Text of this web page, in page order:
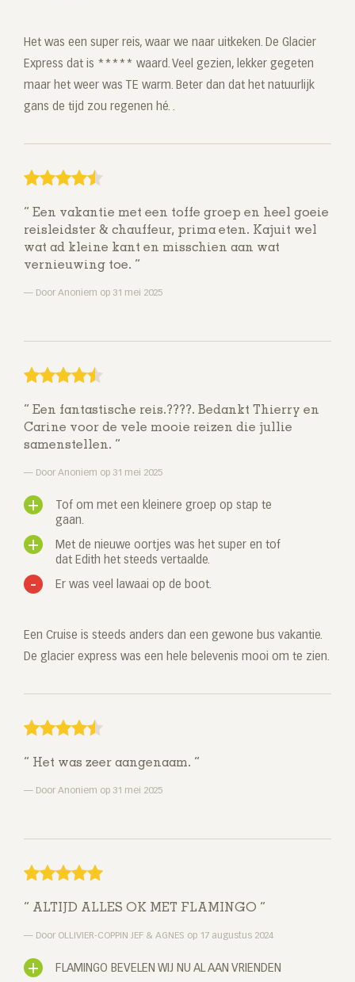
Het was een super reis, waar we naar uitkeken. De Glacier
Express dat is ***** waard. Veel gezien, lekker gegeten
maar het weer was TE warm. Beter dan dat het natuurlijk
gans de tijd zou regenen hé. .
Een vakantie met een toffe groep en heel goeie
reisleidster & chauffeur, prima eten. Kajuit wel
wat ad kleine kant en misschien aan wat
vernieuwing toe.
Door Anoniem op 31 mei 2025
Een fantastische reis.????. Bedankt Thierry en
Carine voor de vele mooie reizen die jullie
samenstellen.
Door Anoniem op 31 mei 2025
Tof om met een kleinere groep op stap te
gaan.
Met de nieuwe oortjes was het super en tof
dat Edith het steeds vertaalde.
Er was veel lawaai op de boot.
Een Cruise is steeds anders dan een gewone bus vakantie.
De glacier express was een hele belevenis mooi om te zien.
Het was zeer aangenaam.
Door Anoniem op 31 mei 2025
ALTIJD ALLES OK MET FLAMINGO
Door OLLIVIER-COPPIN JEF & AGNES op 17 augustus 2024
FLAMINGO BEVELEN WIJ NU AL AAN VRIENDEN